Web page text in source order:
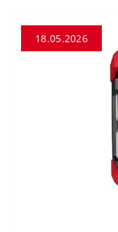
18.05.2026